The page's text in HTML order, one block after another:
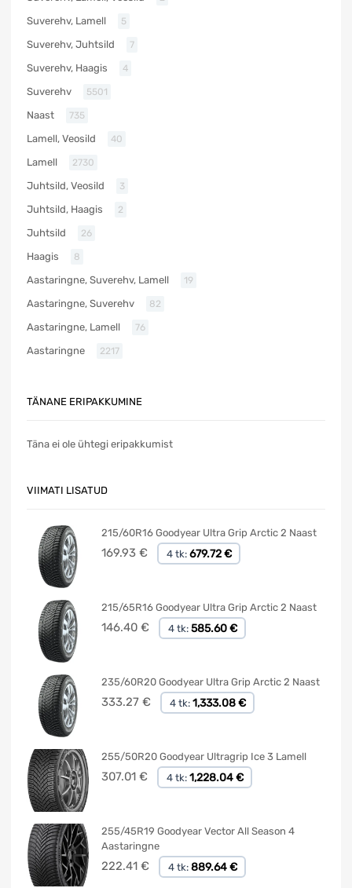
Suverehv, Lamell 5
Suverehv, Juhtsild 7
Suverehv, Haagis 4
Suverehv 5501
Naast 735
Lamell, Veosild 40
Lamell 2730
Juhtsild, Veosild 3
Juhtsild, Haagis 2
Juhtsild 26
Haagis 8
Aastaringne, Suverehv, Lamell 19
Aastaringne, Suverehv 82
Aastaringne, Lamell 76
Aastaringne 2217
TÄNANE ERIPAKKUMINE
Täna ei ole ühtegi eripakkumist
VIIMATI LISATUD
215/60R16 Goodyear Ultra Grip Arctic 2 Naast
169.93 € 4 tk: 679.72 €
215/65R16 Goodyear Ultra Grip Arctic 2 Naast
146.40 € 4 tk: 585.60 €
235/60R20 Goodyear Ultra Grip Arctic 2 Naast
333.27 € 4 tk: 1,333.08 €
255/50R20 Goodyear Ultragrip Ice 3 Lamell
307.01 € 4 tk: 1,228.04 €
255/45R19 Goodyear Vector All Season 4
Aastaringne
222.41 € 4 tk: 889.64 €